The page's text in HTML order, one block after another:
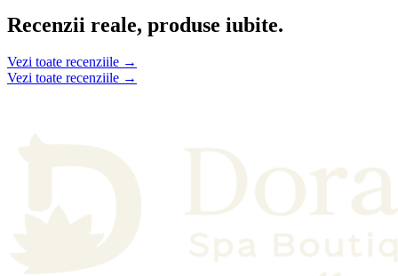
Recenzii reale, produse iubite.
Vezi toate recenziile →
Vezi toate recenziile →